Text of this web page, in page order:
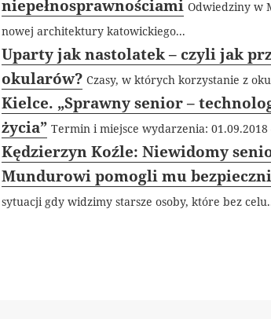
niepełnosprawnościami Odwiedziny w
nowej architektury katowickiego...
Uparty jak nastolatek – czyli jak
okularów? Czasy, w których korzystanie z
Kielce. „Sprawny senior –
życia” Termin i miejsce wydarzenia: 01.09.2018
Kędzierzyn Koźle: Niewidomy
Mundurowi pomogli mu
sytuacji gdy widzimy starsze osoby, które bez